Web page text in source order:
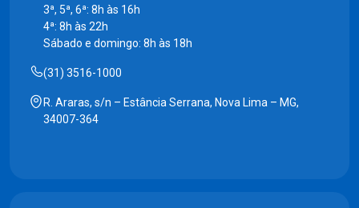
3ª, 5ª, 6ª: 8h às 16h
4ª: 8h às 22h
Sábado e domingo: 8h às 18h
(31) 3516-1000
R. Araras, s/n – Estância Serrana, Nova Lima – MG,
34007-364